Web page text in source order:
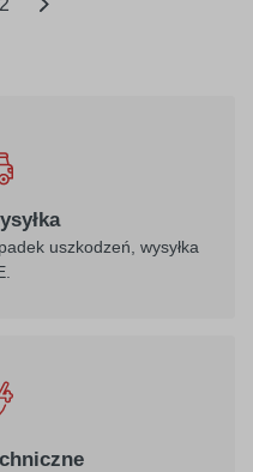
2
uszkodzeń, wysyłka